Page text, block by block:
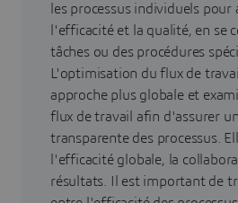
les processus individuels pour
l'efficacité et la qualité, en se
tâches ou des procédures
L'optimisation du flux de
approche plus globale et
flux de travail afin d'assurer
transparente des processus.
l'efficacité globale, la
résultats. Il est important de